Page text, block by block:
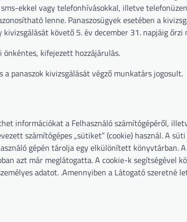
ekkel vagy telefonhívásokkal, illetve
lenne. Panaszosügyek esetében a
követő 5. év december 31. napjáig őrzi
önkéntes, kifejezett hozzájárulás.
panaszok kivizsgálását végző munkatárs jogosult.
információkat a Felhasználó számítógépéről,
számítógépes „sütiket” (cookie) használ. A
gépén tárolja egy elkülönített könyvtárban.
azt már meglátogatta. A cookie-k segítségével
adatot. .Amennyiben a Látogató szeretné